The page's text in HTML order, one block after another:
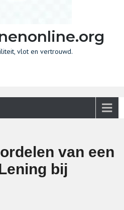
vlot en vertrouwd.
van een
bij